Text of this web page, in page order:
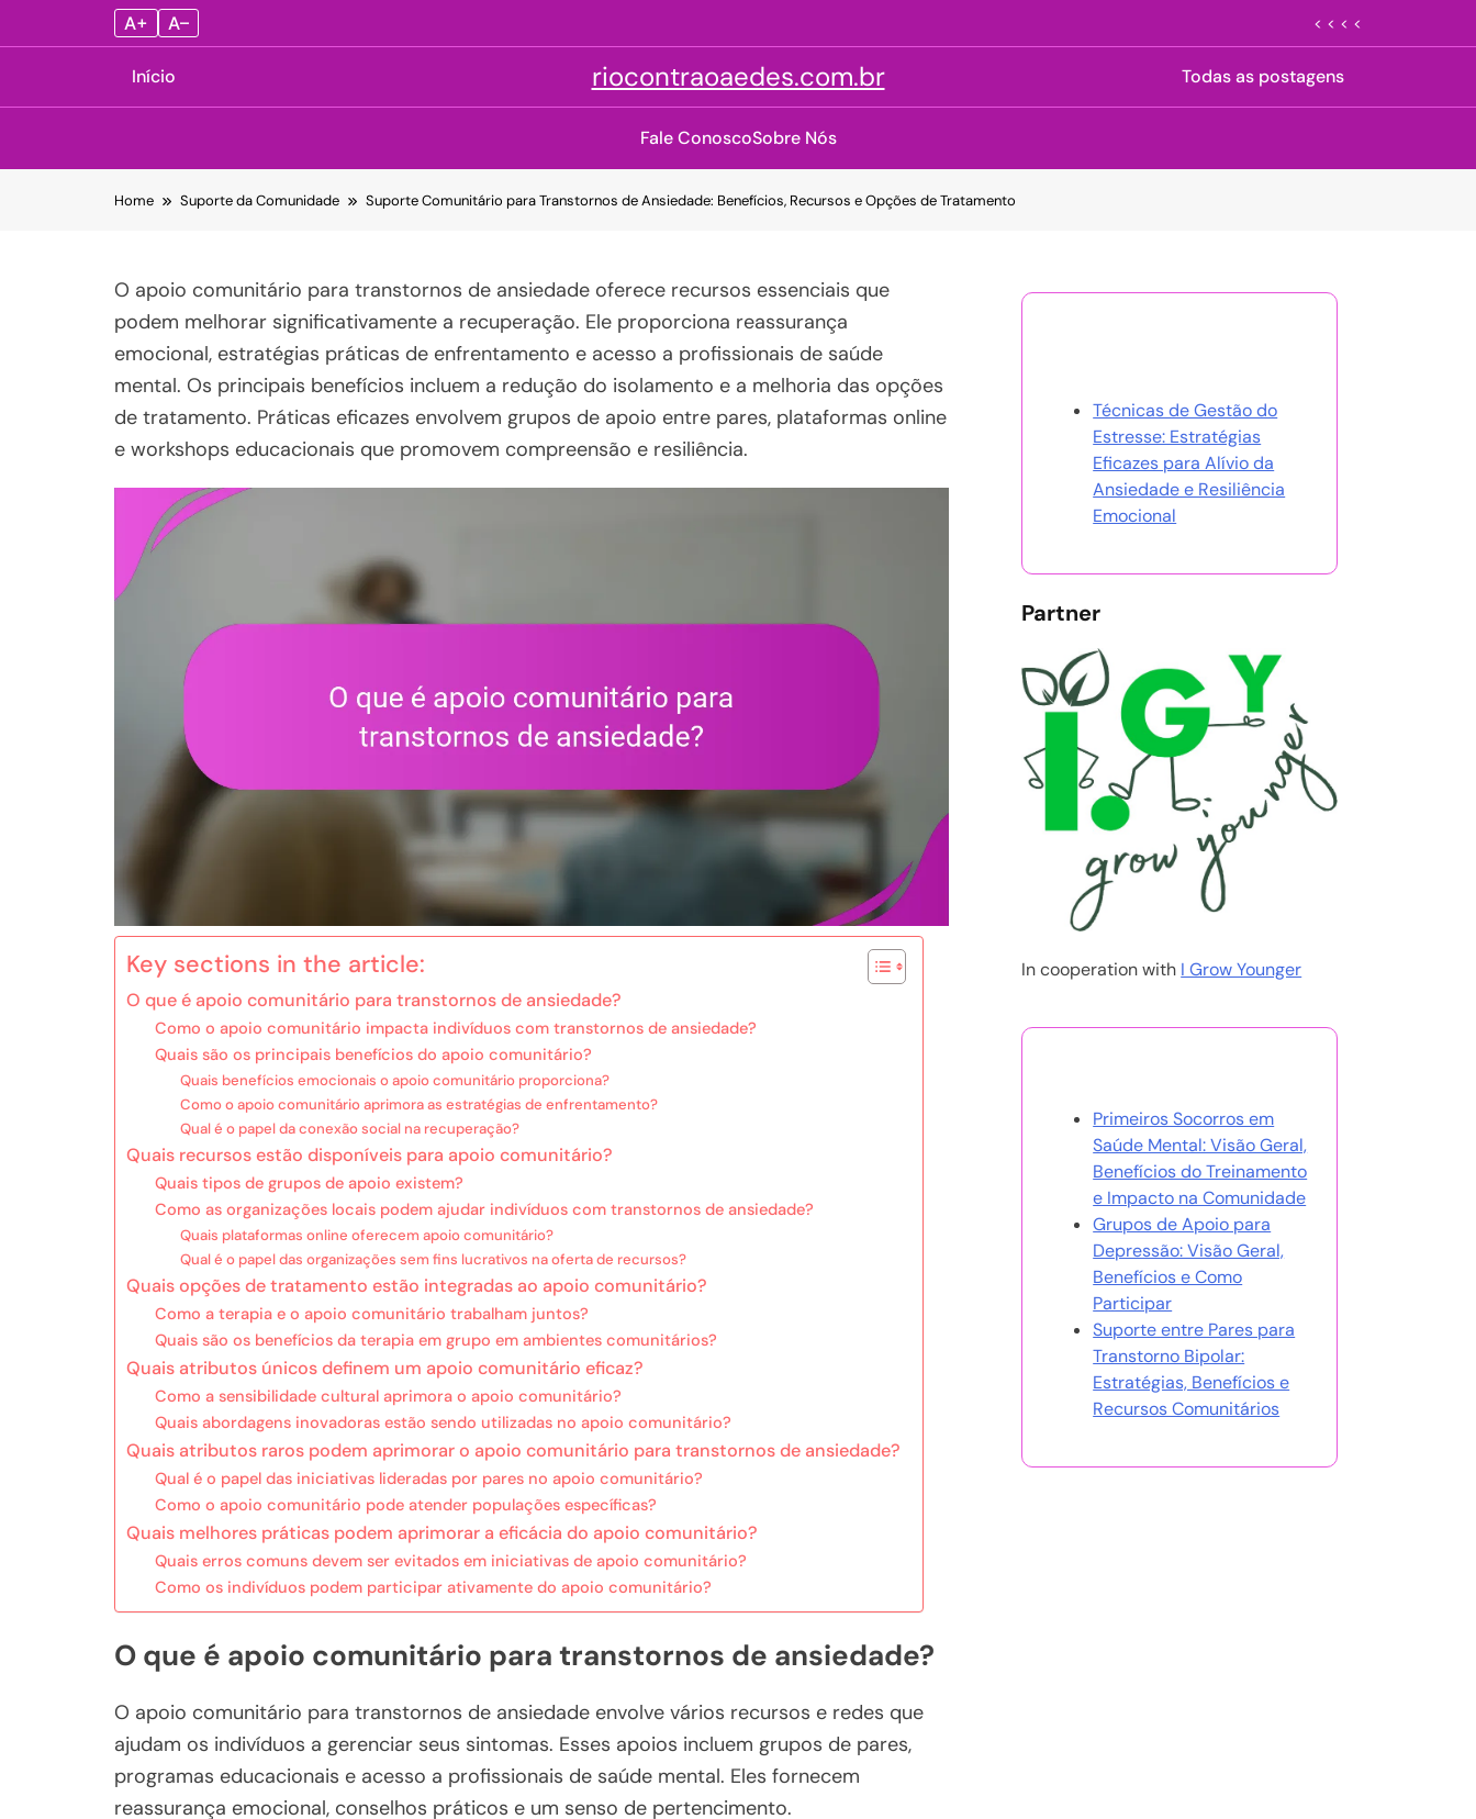
A+ A– < < < <
Início riocontraoaedes.com.br Todas as postagens
Fale ConoscoSobre Nós
Home Suporte da Comunidade Suporte Comunitário para Transtornos de Ansiedade: Benefícios, Recursos e Opções de Tratamento
O apoio comunitário para transtornos de ansiedade oferece recursos essenciais que
podem melhorar significativamente a recuperação. Ele proporciona reassurança
emocional, estratégias práticas de enfrentamento e acesso a profissionais de saúde
mental. Os principais benefícios incluem a redução do isolamento e a melhoria das opções
de tratamento. Práticas eficazes envolvem grupos de apoio entre pares, plataformas online
e workshops educacionais que promovem compreensão e resiliência.
Key sections in the article:
O que é apoio comunitário para transtornos de ansiedade?
Como o apoio comunitário impacta indivíduos com transtornos de ansiedade?
Quais são os principais benefícios do apoio comunitário?
Quais benefícios emocionais o apoio comunitário proporciona?
Como o apoio comunitário aprimora as estratégias de enfrentamento?
Qual é o papel da conexão social na recuperação?
Quais recursos estão disponíveis para apoio comunitário?
Quais tipos de grupos de apoio existem?
Como as organizações locais podem ajudar indivíduos com transtornos de ansiedade?
Quais plataformas online oferecem apoio comunitário?
Qual é o papel das organizações sem fins lucrativos na oferta de recursos?
Quais opções de tratamento estão integradas ao apoio comunitário?
Como a terapia e o apoio comunitário trabalham juntos?
Quais são os benefícios da terapia em grupo em ambientes comunitários?
Quais atributos únicos definem um apoio comunitário eficaz?
Como a sensibilidade cultural aprimora o apoio comunitário?
Quais abordagens inovadoras estão sendo utilizadas no apoio comunitário?
Quais atributos raros podem aprimorar o apoio comunitário para transtornos de ansiedade?
Qual é o papel das iniciativas lideradas por pares no apoio comunitário?
Como o apoio comunitário pode atender populações específicas?
Quais melhores práticas podem aprimorar a eficácia do apoio comunitário?
Quais erros comuns devem ser evitados em iniciativas de apoio comunitário?
Como os indivíduos podem participar ativamente do apoio comunitário?
O que é apoio comunitário para transtornos de ansiedade?
O apoio comunitário para transtornos de ansiedade envolve vários recursos e redes que
ajudam os indivíduos a gerenciar seus sintomas. Esses apoios incluem grupos de pares,
programas educacionais e acesso a profissionais de saúde mental. Eles fornecem
reassurança emocional, conselhos práticos e um senso de pertencimento.
Técnicas de Gestão do
Estresse: Estratégias
Eficazes para Alívio da
Ansiedade e Resiliência
Emocional
Partner
In cooperation with I Grow Younger
Primeiros Socorros em
Saúde Mental: Visão Geral,
Benefícios do Treinamento
e Impacto na Comunidade
Grupos de Apoio para
Depressão: Visão Geral,
Benefícios e Como
Participar
Suporte entre Pares para
Transtorno Bipolar:
Estratégias, Benefícios e
Recursos Comunitários